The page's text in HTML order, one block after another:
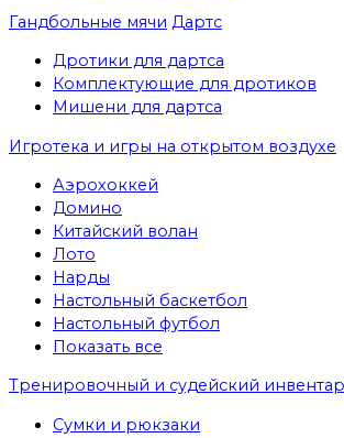
Гандбольные мячи Дартс
Дротики для дартса
Комплектующие для дротиков
Мишени для дартса
Игротека и игры на открытом воздухе
Аэрохоккей
Домино
Китайский волан
Лото
Нарды
Настольный баскетбол
Настольный футбол
Показать все
Тренировочный и судейский
Сумки и рюкзаки